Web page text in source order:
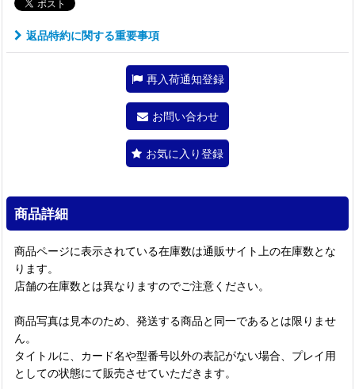
返品特約に関する重要事項
再入荷通知登録
お問い合わせ
お気に入り登録
商品詳細
商品ページに表示されている在庫数は通販サイト上の在庫数とな
ります。
店舗の在庫数とは異なりますのでご注意ください。
商品写真は見本のため、発送する商品と同一であるとは限りませ
ん。
タイトルに、カード名や型番号以外の表記がない場合、プレイ用
としての状態にて販売させていただきます。